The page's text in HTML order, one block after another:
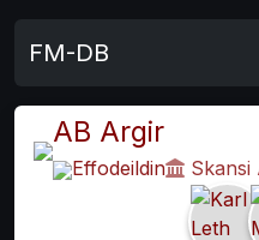
FM-DB
AB Argir
Effodeildin Skansi